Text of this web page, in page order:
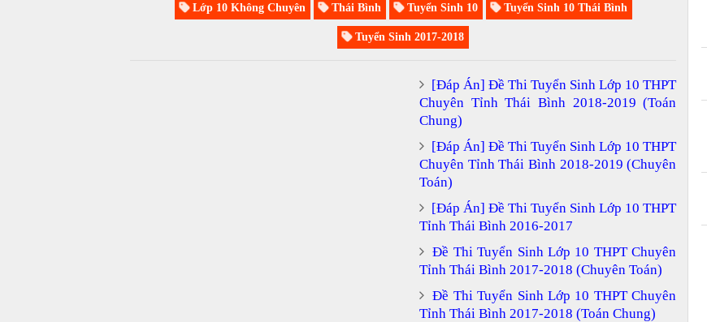
Lớp 10 Không Chuyên Thái Bình Tuyển Sinh 10 Tuyển Sinh 10 Thái Bình
Tuyển Sinh 2017-2018
[Đáp Án] Đề Thi Tuyển Sinh Lớp 10 THPT
Chuyên Tỉnh Thái Bình 2018-2019 (Toán
Chung)
[Đáp Án] Đề Thi Tuyển Sinh Lớp 10 THPT
Chuyên Tỉnh Thái Bình 2018-2019 (Chuyên
Toán)
[Đáp Án] Đề Thi Tuyển Sinh Lớp 10 THPT
Tỉnh Thái Bình 2016-2017
Đề Thi Tuyển Sinh Lớp 10 THPT Chuyên
Tỉnh Thái Bình 2017-2018 (Chuyên Toán)
Đề Thi Tuyển Sinh Lớp 10 THPT Chuyên
Tỉnh Thái Bình 2017-2018 (Toán Chung)